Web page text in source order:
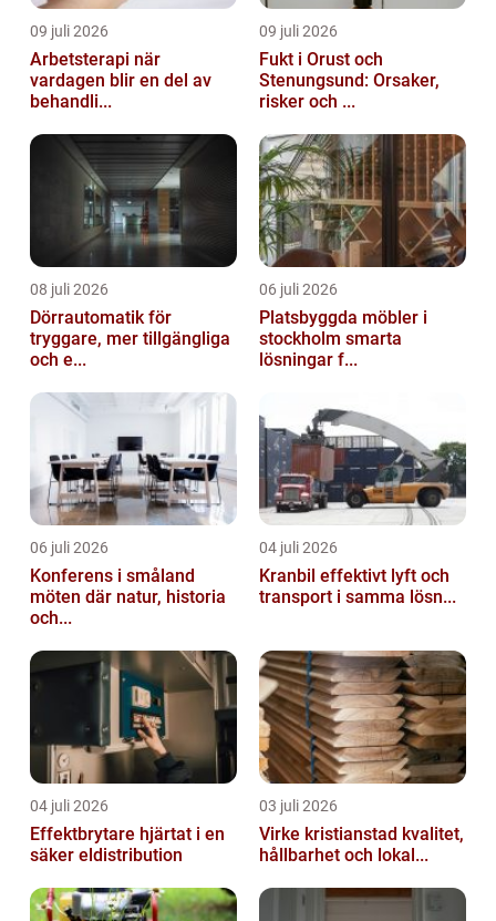
09 juli 2026
Arbetsterapi när
vardagen blir en del av
behandli...
09 juli 2026
Fukt i Orust och
Stenungsund: Orsaker,
risker och ...
08 juli 2026
Dörrautomatik för
tryggare, mer tillgängliga
och e...
06 juli 2026
Platsbyggda möbler i
stockholm smarta
lösningar f...
06 juli 2026
Konferens i småland
möten där natur, historia
och...
04 juli 2026
Kranbil effektivt lyft och
transport i samma lösn...
04 juli 2026
Effektbrytare hjärtat i en
säker eldistribution
03 juli 2026
Virke kristianstad kvalitet,
hållbarhet och lokal...